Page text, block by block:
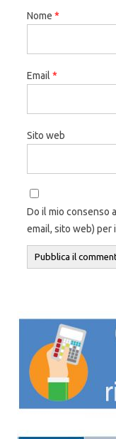
Nome *
Email *
Sito web
Do il mio consenso
email, sito web) per